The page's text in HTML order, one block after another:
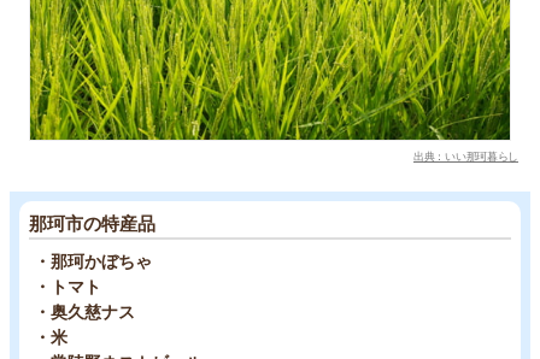
出典：いい那珂暮らし
那珂市の特産品
・那珂かぼちゃ
・トマト
・奥久慈ナス
・米